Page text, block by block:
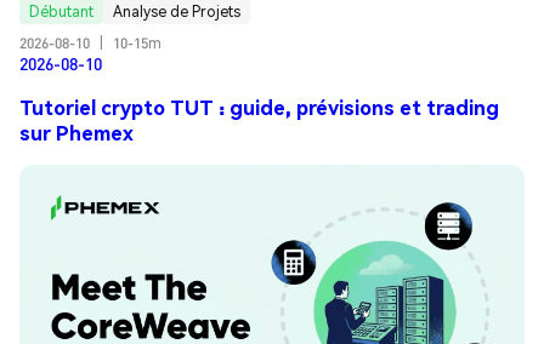
Débutant
Analyse de Projets
2026-08-10
10-15m
2026-08-10
Tutoriel crypto TUT : guide, prévisions et trading
sur Phemex